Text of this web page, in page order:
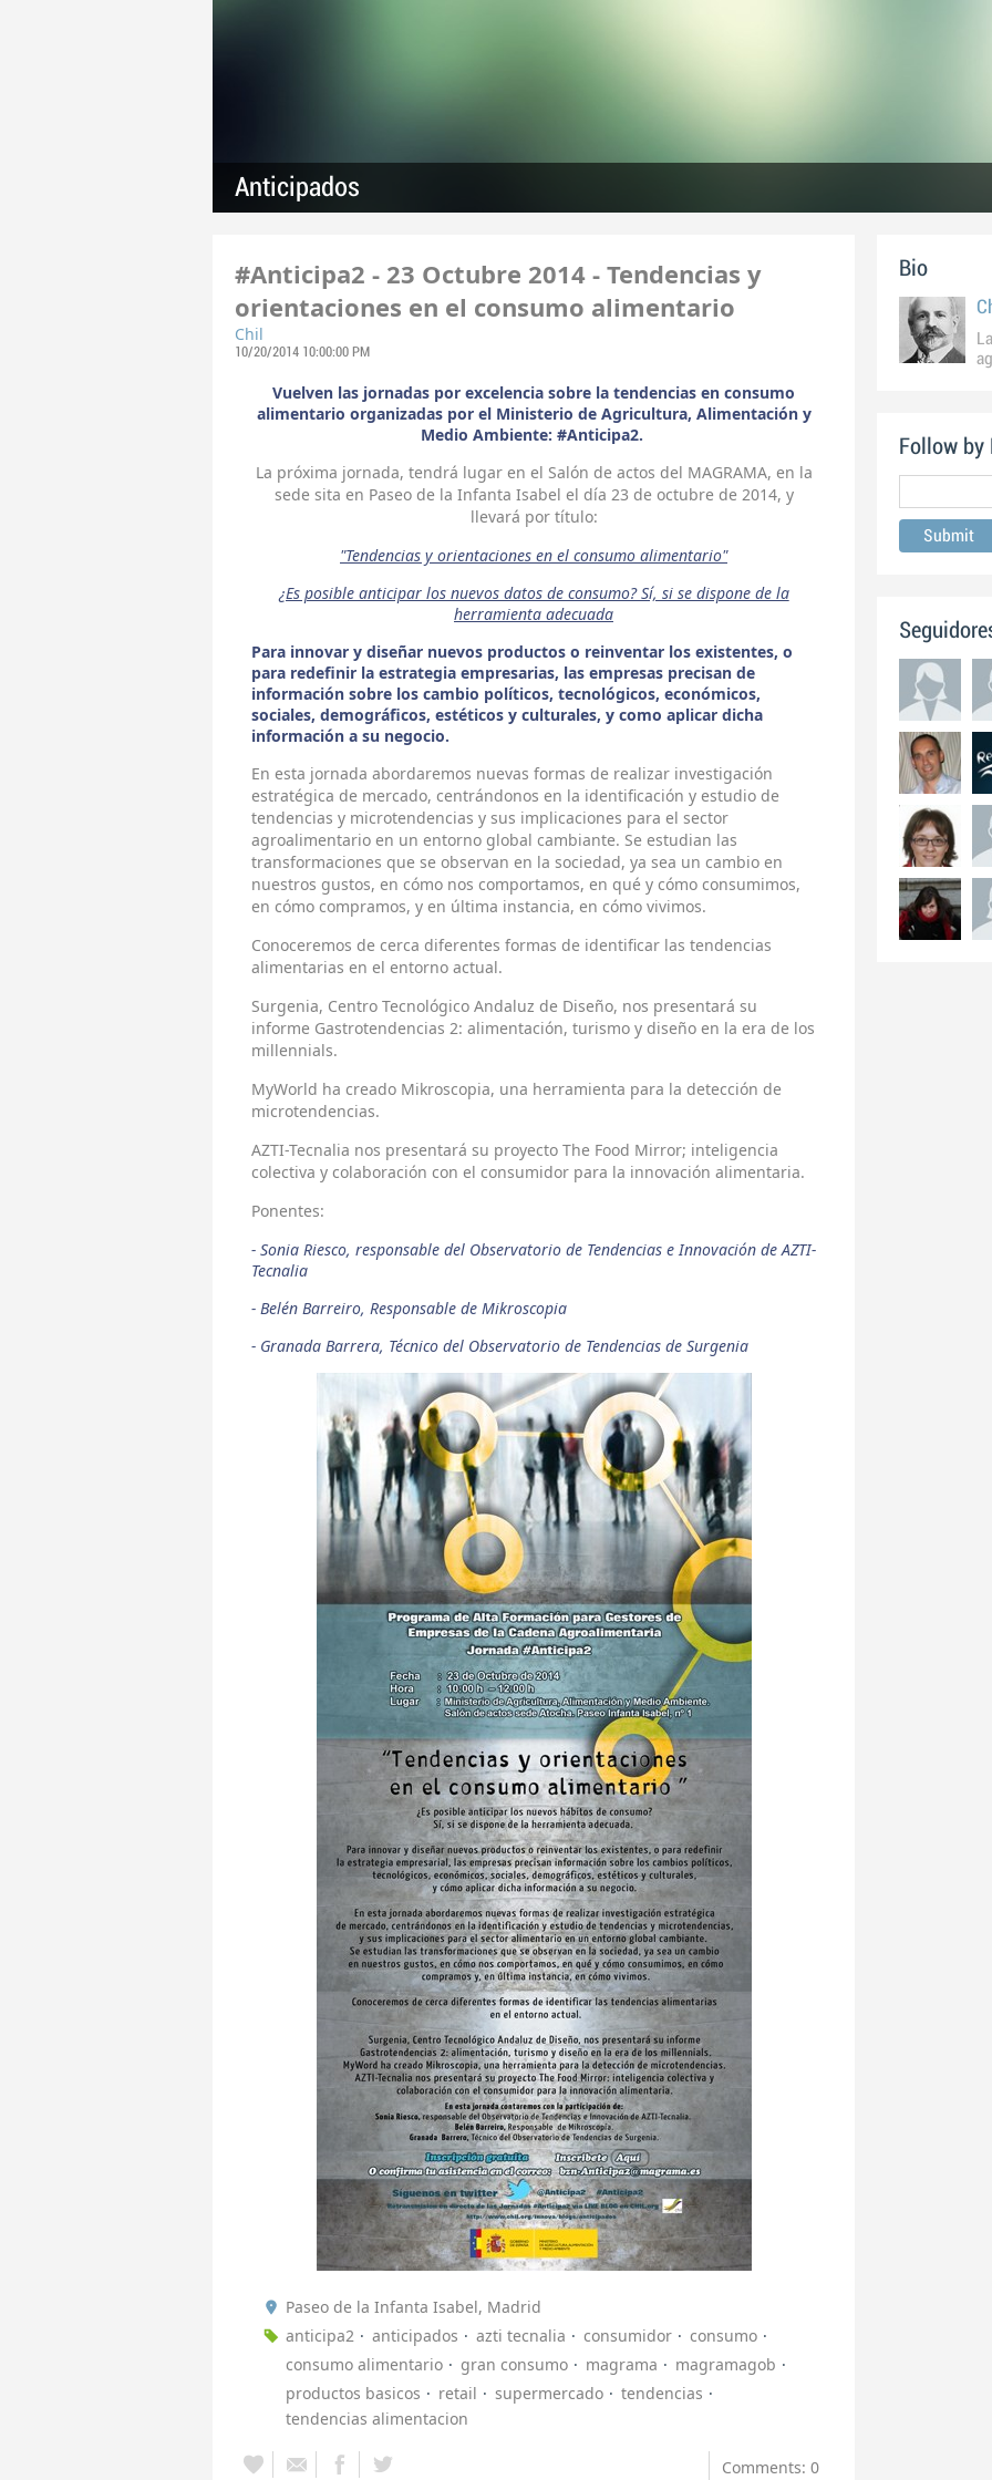
Anticipados
#Anticipa2 - 23 Octubre 2014 - Tendencias y
orientaciones en el consumo alimentario
Chil
10/20/2014 10:00:00 PM
Vuelven las jornadas por excelencia sobre la tendencias en consumo
alimentario organizadas por el Ministerio de Agricultura, Alimentación y
Medio Ambiente: #Anticipa2.
La próxima jornada, tendrá lugar en el Salón de actos del MAGRAMA, en la
sede sita en Paseo de la Infanta Isabel el día 23 de octubre de 2014, y
llevará por título:
"Tendencias y orientaciones en el consumo alimentario"
¿Es posible anticipar los nuevos datos de consumo? Sí, si se dispone de la
herramienta adecuada
Para innovar y diseñar nuevos productos o reinventar los existentes, o
para redefinir la estrategia empresarias, las empresas precisan de
información sobre los cambio políticos, tecnológicos, económicos,
sociales, demográficos, estéticos y culturales, y como aplicar dicha
información a su negocio.
En esta jornada abordaremos nuevas formas de realizar investigación
estratégica de mercado, centrándonos en la identificación y estudio de
tendencias y microtendencias y sus implicaciones para el sector
agroalimentario en un entorno global cambiante. Se estudian las
transformaciones que se observan en la sociedad, ya sea un cambio en
nuestros gustos, en cómo nos comportamos, en qué y cómo consumimos,
en cómo compramos, y en última instancia, en cómo vivimos.
Conoceremos de cerca diferentes formas de identificar las tendencias
alimentarias en el entorno actual.
Surgenia, Centro Tecnológico Andaluz de Diseño, nos presentará su
informe Gastrotendencias 2: alimentación, turismo y diseño en la era de los
millennials.
MyWorld ha creado Mikroscopia, una herramienta para la detección de
microtendencias.
AZTI-Tecnalia nos presentará su proyecto The Food Mirror; inteligencia
colectiva y colaboración con el consumidor para la innovación alimentaria.
Ponentes:
- Sonia Riesco, responsable del Observatorio de Tendencias e Innovación de AZTI-
Tecnalia
- Belén Barreiro, Responsable de Mikroscopia
- Granada Barrera, Técnico del Observatorio de Tendencias de Surgenia
Paseo de la Infanta Isabel, Madrid
anticipa2
anticipados azti tecnalia consumidor
consumo
consumo alimentario
gran consumo magrama
magramagob
productos basicos
retail supermercado
tendencias
tendencias alimentacion
Comments: 0
Bio
Follow by